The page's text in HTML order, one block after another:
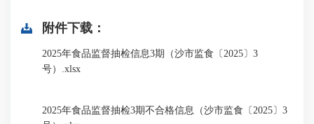
附件下载：
2025年食品监督抽检信息3期（沙市监食〔2025〕3
号）.xlsx
2025年食品监督抽检3期不合格信息（沙市监食〔2025〕3